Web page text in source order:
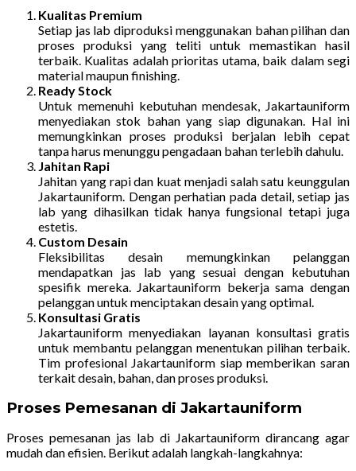
Kualitas Premium
Setiap jas lab diproduksi menggunakan bahan pilihan dan
proses produksi yang teliti untuk memastikan hasil
terbaik. Kualitas adalah prioritas utama, baik dalam segi
material maupun finishing.
Ready Stock
Untuk memenuhi kebutuhan mendesak, Jakartauniform
menyediakan stok bahan yang siap digunakan. Hal ini
memungkinkan proses produksi berjalan lebih cepat
tanpa harus menunggu pengadaan bahan terlebih dahulu.
Jahitan Rapi
Jahitan yang rapi dan kuat menjadi salah satu keunggulan
Jakartauniform. Dengan perhatian pada detail, setiap jas
lab yang dihasilkan tidak hanya fungsional tetapi juga
estetis.
Custom Desain
Fleksibilitas desain memungkinkan pelanggan
mendapatkan jas lab yang sesuai dengan kebutuhan
spesifik mereka. Jakartauniform bekerja sama dengan
pelanggan untuk menciptakan desain yang optimal.
Konsultasi Gratis
Jakartauniform menyediakan layanan konsultasi gratis
untuk membantu pelanggan menentukan pilihan terbaik.
Tim profesional Jakartauniform siap memberikan saran
terkait desain, bahan, dan proses produksi.
Proses Pemesanan di Jakartauniform
Proses pemesanan jas lab di Jakartauniform dirancang agar
mudah dan efisien. Berikut adalah langkah-langkahnya: